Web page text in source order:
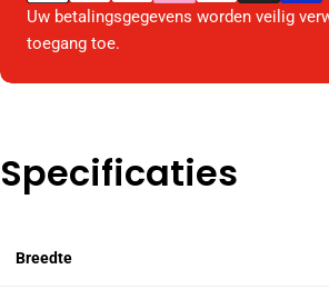
Uw betalingsgegevens worden veilig
toegang toe.
Specificaties
Breedte